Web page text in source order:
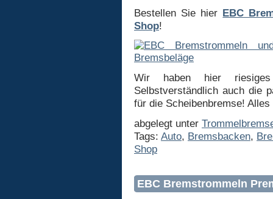
Bestellen Sie hier EBC
Shop!
Wir haben hier
Selbstverständlich auch die
für die Scheibenbremse!
abgelegt unter
Tags: Auto, Bremsbacken,
Shop
EBC Bremstrommeln